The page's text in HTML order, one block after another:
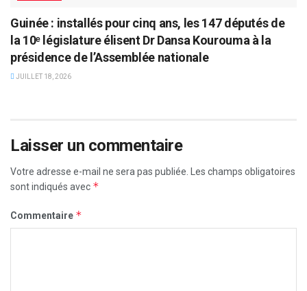
Guinée : installés pour cinq ans, les 147 députés de
la 10ᵉ législature élisent Dr Dansa Kourouma à la
présidence de l’Assemblée nationale
JUILLET 18, 2026
Laisser un commentaire
Votre adresse e-mail ne sera pas publiée.
Les champs obligatoires
sont indiqués avec *
Commentaire *